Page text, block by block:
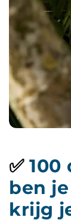
✅100
ben
krijg